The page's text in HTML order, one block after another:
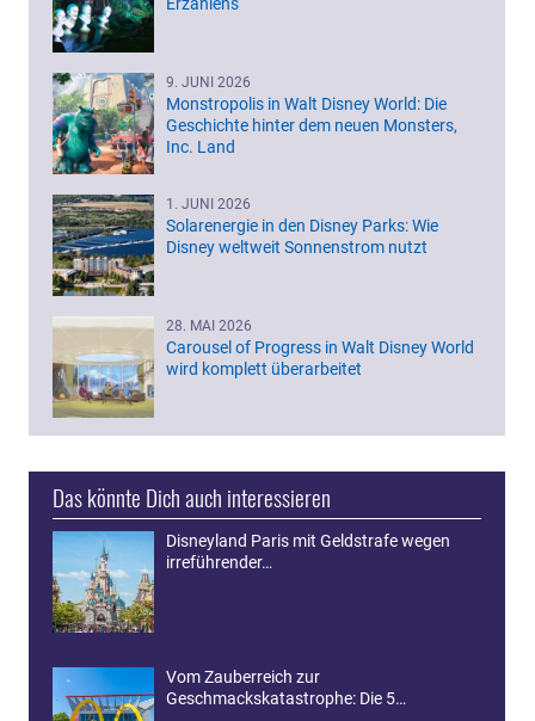
9. JUNI 2026
Monstropolis in Walt Disney World: Die
Geschichte hinter dem neuen Monsters,
Inc. Land
1. JUNI 2026
Solarenergie in den Disney Parks: Wie
Disney weltweit Sonnenstrom nutzt
28. MAI 2026
Carousel of Progress in Walt Disney World
wird komplett überarbeitet
Das könnte Dich auch interessieren
Disneyland Paris mit Geldstrafe wegen
irreführender…
Vom Zauberreich zur
Geschmackskatastrophe: Die 5…